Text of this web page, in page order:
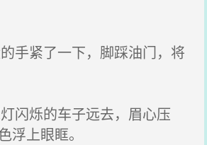
手紧了一下，脚踩油门，将
闪烁的车子远去，眉心压
浮上眼眶。